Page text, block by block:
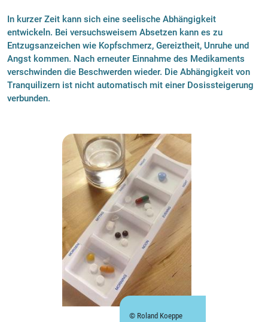
In kurzer Zeit kann sich eine seelische Abhängigkeit
entwickeln. Bei versuchsweisem Absetzen kann es zu
Entzugsanzeichen wie Kopfschmerz, Gereiztheit, Unruhe und
Angst kommen. Nach erneuter Einnahme des Medikaments
verschwinden die Beschwerden wieder. Die Abhängigkeit von
Tranquilizern ist nicht automatisch mit einer Dosissteigerung
verbunden.
© Roland Koeppe